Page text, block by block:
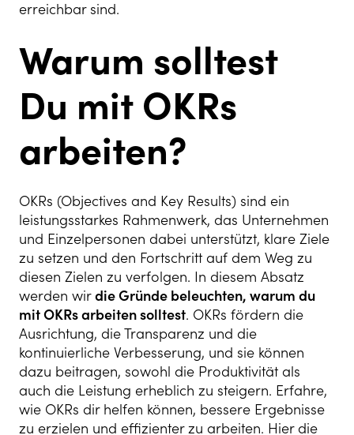
erreichbar sind.
Warum solltest
Du mit OKRs
arbeiten?
OKRs (Objectives and Key Results) sind ein
leistungsstarkes Rahmenwerk, das Unternehmen
und Einzelpersonen dabei unterstützt, klare Ziele
zu setzen und den Fortschritt auf dem Weg zu
diesen Zielen zu verfolgen. In diesem Absatz
werden wirdie Gründe beleuchten, warum du
mit OKRs arbeiten solltest. OKRs fördern die
Ausrichtung, die Transparenz und die
kontinuierliche Verbesserung, und sie können
dazu beitragen, sowohl die Produktivität als
auch die Leistung erheblich zu steigern. Erfahre,
wie OKRs dir helfen können, bessere Ergebnisse
zu erzielen und effizienter zu arbeiten. Hier die